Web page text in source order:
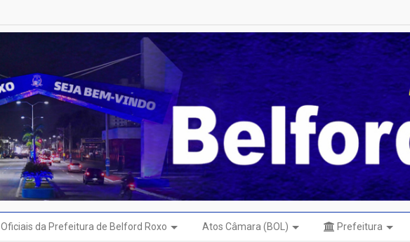
da Prefeitura de Belford Roxo Atos Câmara (BOL) Prefeitura